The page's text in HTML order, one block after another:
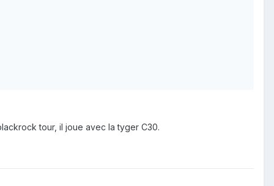
tour, il joue avec la tyger C30.